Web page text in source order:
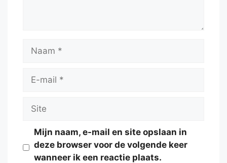
Naam
Site
Mijn naam, e-mail en site opslaan in
deze browser voor de volgende keer
wanneer ik een reactie plaats.